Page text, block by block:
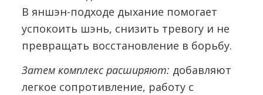
В яншэн-подходе дыхание помогает
успокоить шэнь, снизить тревогу и не
превращать восстановление в борьбу.
Затем комплекс расширяют: добавляют
легкое сопротивление, работу с